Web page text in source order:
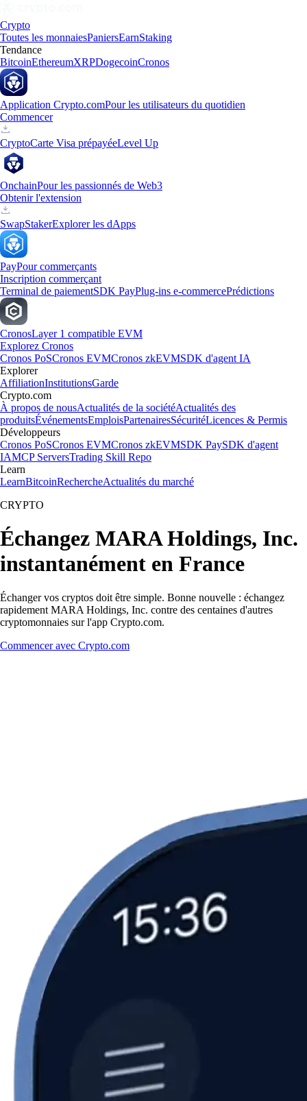
Crypto
Toutes les monnaiesPaniersEarnStaking
Tendance
BitcoinEthereumXRPDogecoinCronos
Application Crypto.comPour les utilisateurs du quotidien
Commencer
CryptoCarte Visa prépayéeLevel Up
OnchainPour les passionnés de Web3
Obtenir l'extension
SwapStakerExplorer les dApps
PayPour commerçants
Inscription commerçant
Terminal de paiementSDK PayPlug-ins e-commercePrédictions
CronosLayer 1 compatible EVM
Explorez Cronos
Cronos PoSCronos EVMCronos zkEVMSDK d'agent IA
Explorer
AffiliationInstitutionsGarde
Crypto.com
À propos de nousActualités de la sociétéActualités des
produitsÉvénementsEmploisPartenairesSécuritéLicences & Permis
Développeurs
Cronos PoSCronos EVMCronos zkEVMSDK PaySDK d'agent
IAMCP ServersTrading Skill Repo
Learn
LearnBitcoinRechercheActualités du marché
CRYPTO
Échangez MARA Holdings, Inc.
instantanément en France
Échanger vos cryptos doit être simple. Bonne nouvelle : échangez
rapidement MARA Holdings, Inc. contre des centaines d'autres
cryptomonnaies sur l'app Crypto.com.
Commencer avec Crypto.com